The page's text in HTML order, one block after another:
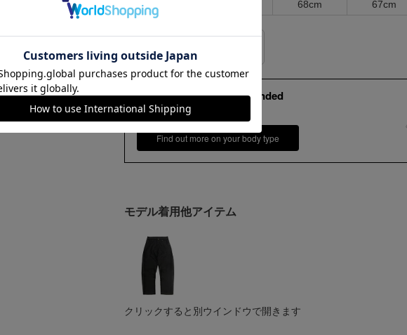
68cm 67cm
173cm 70kgRecommended
Find out more on your body type
モデル着用他アイテム
クリックすると別ウインドウで開きます
アメリカンクラシッ
クス AMERICAN CL
ASSICS ムービーT
シャツ フォレストガ
ンプ ロゴ＆ベンチ
5,747